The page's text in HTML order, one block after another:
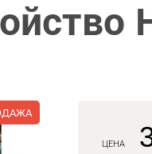
ЦЕНА